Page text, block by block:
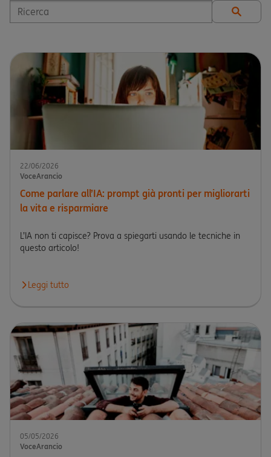
Inserisci un termine di ricerca
22/06/2026
VoceArancio
Come parlare all’IA: prompt già pronti per migliorarti
la vita e risparmiare
L’IA non ti capisce? Prova a spiegarti usando le tecniche in
questo articolo!
Leggi tutto
Leggi l'articolo Come parlare all’IA: prompt già pronti per
05/05/2026
VoceArancio